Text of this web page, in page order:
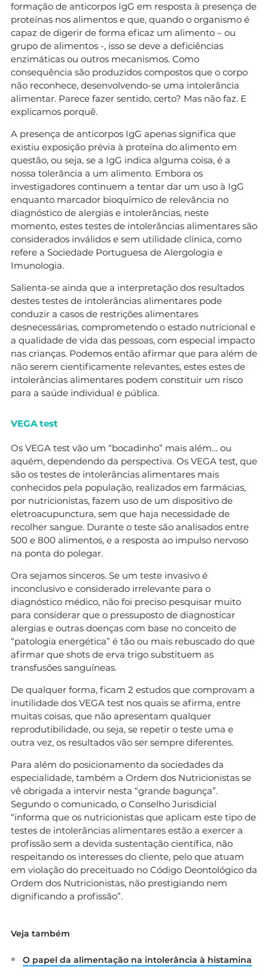
formação de anticorpos IgG em resposta à presença de
proteínas nos alimentos e que, quando o organismo é
capaz de digerir de forma eficaz um alimento – ou
grupo de alimentos -, isso se deve a deficiências
enzimáticas ou outros mecanismos. Como
consequência são produzidos compostos que o corpo
não reconhece, desenvolvendo-se uma intolerância
alimentar. Parece fazer sentido, certo? Mas não faz. E
explicamos porquê.
A presença de anticorpos IgG apenas significa que
existiu exposição prévia à proteína do alimento em
questão, ou seja, se a IgG indica alguma coisa, é a
nossa tolerância a um alimento. Embora os
investigadores continuem a tentar dar um uso à IgG
enquanto marcador bioquímico de relevância no
diagnóstico de alergias e intolerâncias, neste
momento, estes testes de intolerâncias alimentares são
considerados inválidos e sem utilidade clínica, como
refere a Sociedade Portuguesa de Alergologia e
Imunologia.
Salienta-se ainda que a interpretação dos resultados
destes testes de intolerâncias alimentares pode
conduzir a casos de restrições alimentares
desnecessárias, comprometendo o estado nutricional e
a qualidade de vida das pessoas, com especial impacto
nas crianças. Podemos então afirmar que para além de
não serem cientificamente relevantes, estes estes de
intolerâncias alimentares podem constituir um risco
para a saúde individual e pública.
VEGA test
Os VEGA test vão um “bocadinho” mais além… ou
aquém, dependendo da perspectiva. Os VEGA test, que
são os testes de intolerâncias alimentares mais
conhecidos pela população, realizados em farmácias,
por nutricionistas, fazem uso de um dispositivo de
eletroacupunctura, sem que haja necessidade de
recolher sangue. Durante o teste são analisados entre
500 e 800 alimentos, e a resposta ao impulso nervoso
na ponta do polegar.
Ora sejamos sinceros. Se um teste invasivo é
inconclusivo e considerado irrelevante para o
diagnóstico médico, não foi preciso pesquisar muito
para considerar que o pressuposto de diagnosticar
alergias e outras doenças com base no conceito de
“patologia energética” é tão ou mais rebuscado do que
afirmar que shots de erva trigo substituem as
transfusões sanguíneas.
De qualquer forma, ficam 2 estudos que comprovam a
inutilidade dos VEGA test nos quais se afirma, entre
muitas coisas, que não apresentam qualquer
reprodutibilidade, ou seja, se repetir o teste uma e
outra vez, os resultados vão ser sempre diferentes.
Para além do posicionamento da sociedades da
especialidade, também a Ordem dos Nutricionistas se
vê obrigada a intervir nesta “grande bagunça”.
Segundo o comunicado, o Conselho Jurisdicial
“informa que os nutricionistas que aplicam este tipo de
testes de intolerâncias alimentares estão a exercer a
profissão sem a devida sustentação científica, não
respeitando os interesses do cliente, pelo que atuam
em violação do preceituado no Código Deontológico da
Ordem dos Nutricionistas, não prestigiando nem
dignificando a profissão”.
Veja também
O papel da alimentação na intolerância à histamina